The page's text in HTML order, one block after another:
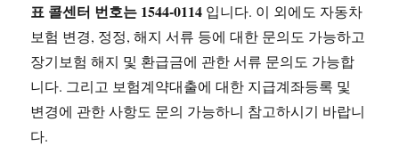
표 콜센터 번호는 1544-0114 입니다. 이 외에도 자동차
보험 변경, 정정, 해지 서류 등에 대한 문의도 가능하고
장기보험 해지 및 환급금에 관한 서류 문의도 가능합
니다. 그리고 보험계약대출에 대한 지급계좌등록 및
변경에 관한 사항도 문의 가능하니 참고하시기 바랍니
다.